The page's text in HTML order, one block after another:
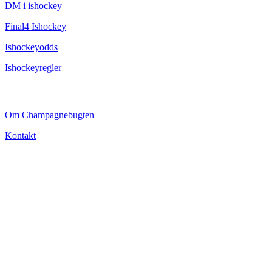
DM i ishockey
Final4 Ishockey
Ishockeyodds
Ishockeyregler
Om Champagnebugten
Kontakt